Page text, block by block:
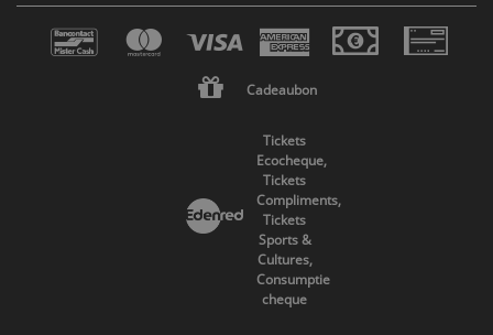
Cadeaubon
Tickets
Ecocheque,
Tickets
Compliments,
Tickets
Sports &
Cultures,
Consumptie
cheque